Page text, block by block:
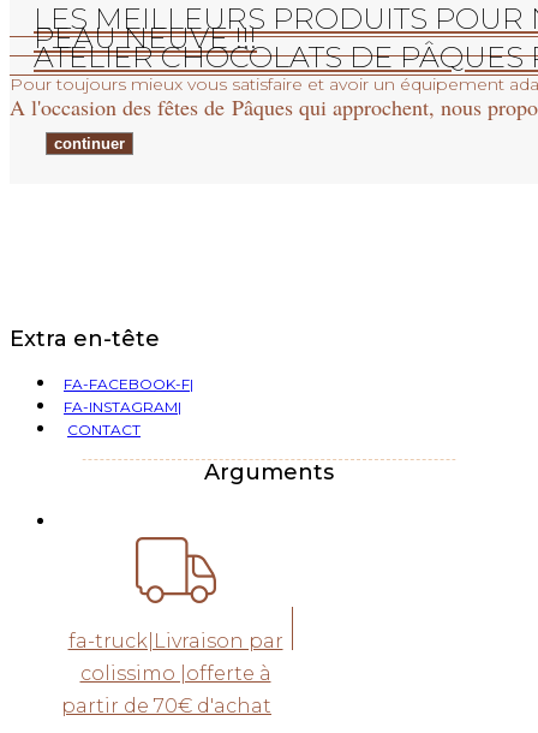
LES MEILLEURS PRODUITS POUR
PEAU NEUVE !!!
Pour toujours mieux vous satisfaire et avoir un équipement
ATELIER CHOCOLATS DE
A l'occasion des fêtes de Pâques qui approchent, nous
Extra en-tête
FA-FACEBOOK-F|
FA-INSTAGRAM|
CONTACT
Arguments
fa-truck|Livraison par
colissimo |offerte à
partir de 70€ d'achat